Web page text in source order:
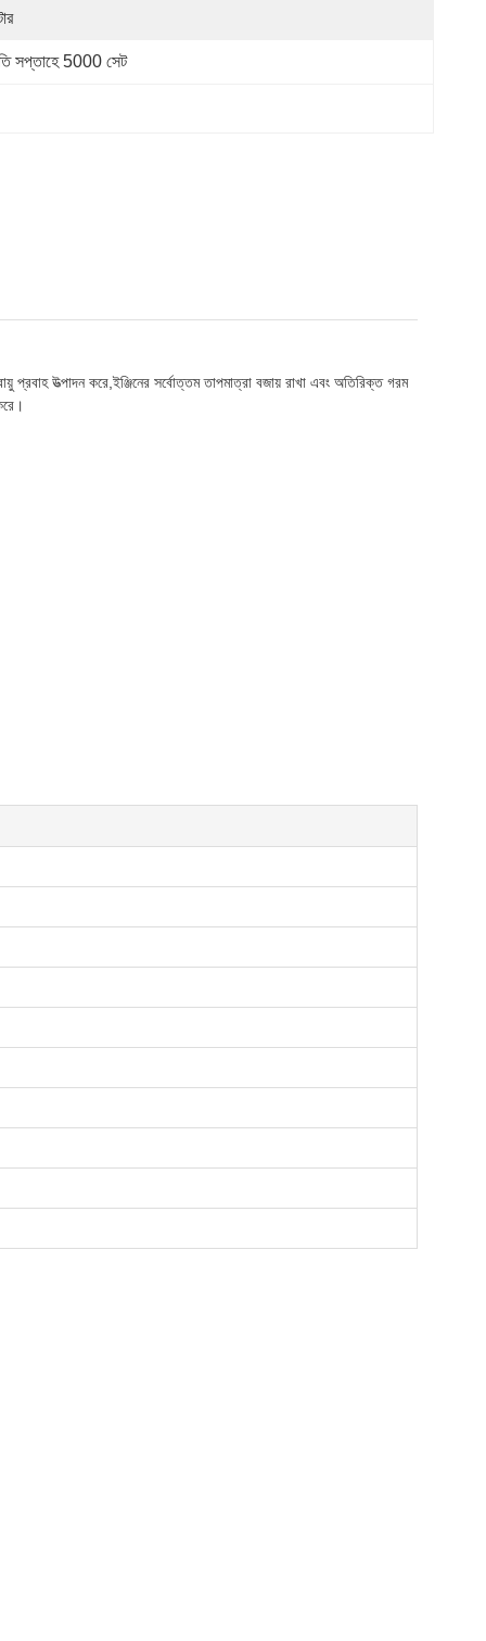
সপ্তাহে 5000 সেট
উত্পাদন করে,ইঞ্জিনের সর্বোত্তম তাপমাত্রা বজায় রাখা এবং অতিরিক্ত গরম